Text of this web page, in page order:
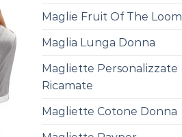
Maglie Fruit Of The Loom
Maglia Lunga Donna
Magliette Personalizzate
Ricamate
Magliette Cotone Donna